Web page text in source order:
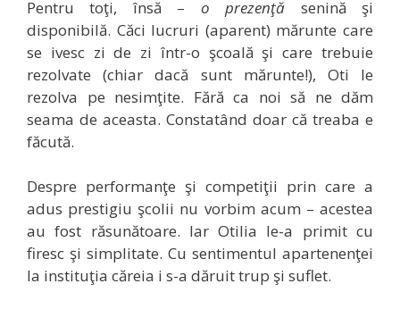
Pentru toţi, însă – o prezenţă senină şi
disponibilă. Căci lucruri (aparent) mărunte care
se ivesc zi de zi într-o şcoală şi care trebuie
rezolvate (chiar dacă sunt mărunte!), Oti le
rezolva pe nesimţite. Fără ca noi să ne dăm
seama de aceasta. Constatând doar că treaba e
făcută.
Despre performanţe şi competiţii prin care a
adus prestigiu şcolii nu vorbim acum – acestea
au fost răsunătoare. Iar Otilia le-a primit cu
firesc şi simplitate. Cu sentimentul apartenenţei
la instituţia căreia i s-a dăruit trup şi suflet.